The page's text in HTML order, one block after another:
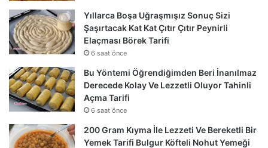
Yıllarca Boşa Uğraşmışız Sonuç Sizi
Şaşırtacak Kat Kat Çıtır Çıtır Peynirli
Elaçması Börek Tarifi
6 saat önce
Bu Yöntemi Öğrendiğimden Beri İnanılmaz
Derecede Kolay Ve Lezzetli Oluyor Tahinli
Açma Tarifi
6 saat önce
200 Gram Kıyma İle Lezzeti Ve Bereketli Bir
Yemek Tarifi Bulgur Köfteli Nohut Yemeği